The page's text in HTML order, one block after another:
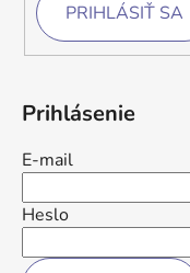
PRIHLÁSIŤ SA
Prihlásenie
E-mail
Heslo